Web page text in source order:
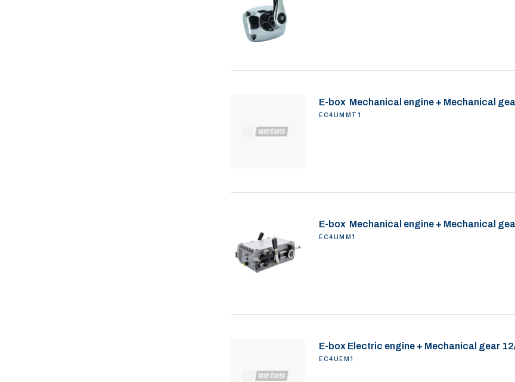
E-box Mechanical engine + Mechanical
EC4UMMT1
E-box Mechanical engine + Mechanical
EC4UMM1
E-box Electric engine + Mechanical gear
EC4UEM1